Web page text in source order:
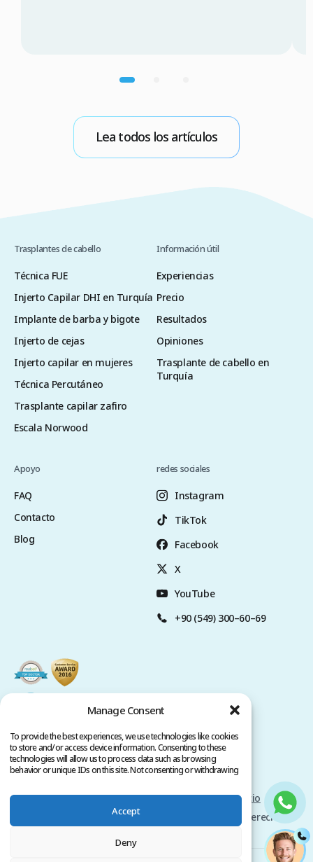
Manage Consent
To provide the best experiences, we use technologies like cookies
to store and/or access device information. Consenting to these
technologies will allow us to process data such as browsing
behavior or unique IDs on this site. Not consenting or withdrawing
Accept
Deny
(90 días sin visado), lista de verificación para
Lea todos los artículos
Trasplantes de cabello
Técnica FUE
Injerto Capilar DHI en Turquía
Implante de barba y bigote
Injerto de cejas
Injerto capilar en mujeres
Técnica Percutáneo
Trasplante capilar zafiro
Escala Norwood
Información útil
Experiencias
Precio
Resultados
Opiniones
Trasplante de cabello en
Turquía
Apoyo
FAQ
Contacto
Blog
redes sociales
Instagram
TikTok
Facebook
X
YouTube
+90 (549) 300–60–69
Politica de privacidad
Términos del servicio
Copyright @ 2026 www.clinicana.com. Todos los derechos
reservados.